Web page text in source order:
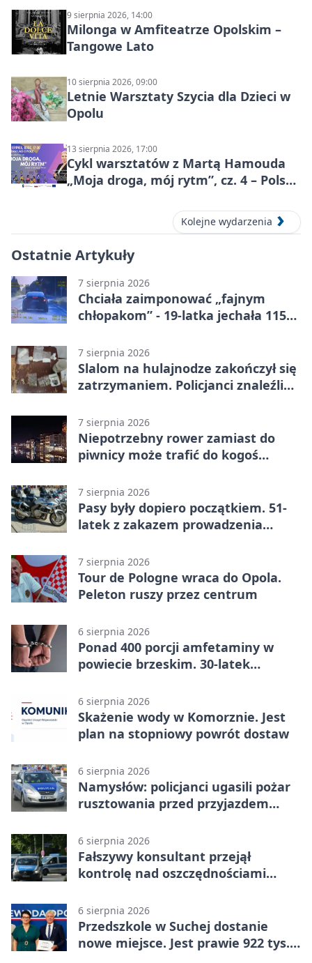
9 sierpnia 2026, 14:00
Milonga w Amfiteatrze Opolskim –
Tangowe Lato
10 sierpnia 2026, 09:00
Letnie Warsztaty Szycia dla Dzieci w
Opolu
13 sierpnia 2026, 17:00
Cykl warsztatów z Martą Hamouda
„Moja droga, mój rytm”, cz. 4 – Polska
Kolejne wydarzenia
Ostatnie Artykuły
7 sierpnia 2026
Chciała zaimponować „fajnym
chłopakom” - 19-latka jechała 115
7 sierpnia 2026
Slalom na hulajnodze zakończył się
zatrzymaniem. Policjanci znaleźli
7 sierpnia 2026
Niepotrzebny rower zamiast do
piwnicy może trafić do kogoś
7 sierpnia 2026
Pasy były dopiero początkiem. 51-
latek z zakazem prowadzenia
7 sierpnia 2026
Tour de Pologne wraca do Opola.
Peleton ruszy przez centrum
6 sierpnia 2026
Ponad 400 porcji amfetaminy w
powiecie brzeskim. 30-latek
6 sierpnia 2026
Skażenie wody w Komorznie. Jest
plan na stopniowy powrót dostaw
6 sierpnia 2026
Namysłów: policjanci ugasili pożar
rusztowania przed przyjazdem
6 sierpnia 2026
Fałszywy konsultant przejął
kontrolę nad oszczędnościami
6 sierpnia 2026
Przedszkole w Suchej dostanie
nowe miejsce. Jest prawie 922 tys.